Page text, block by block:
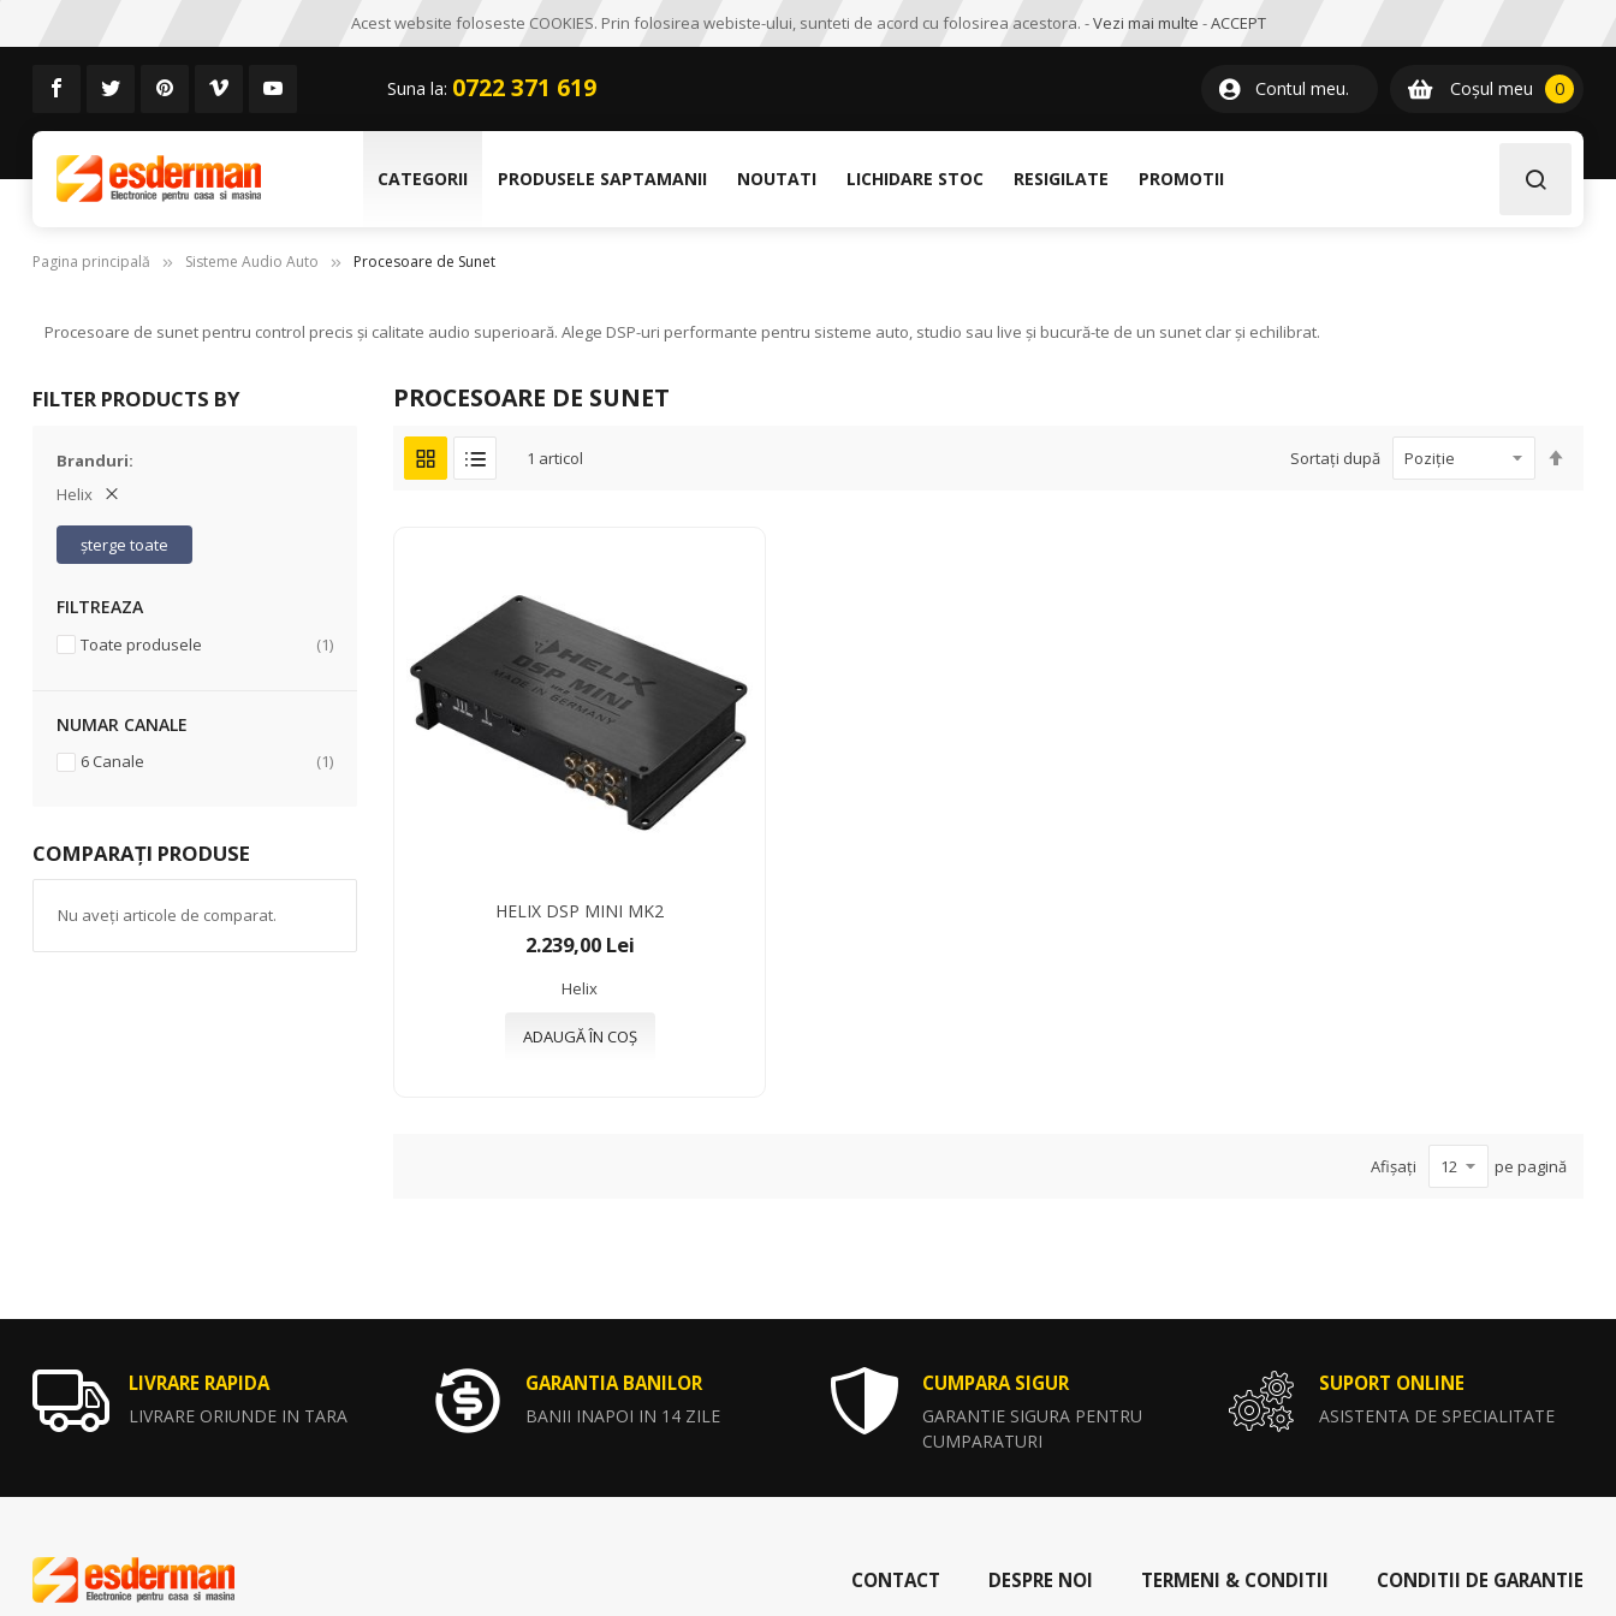
Acest website foloseste COOKIES. Prin folosirea webiste-ului, sunteti de acord cu folosirea acestora. -Vezi mai multe -ACCEPT
Suna la: 0722 371 619 Contul meu. Coșul meu 00item
CATEGORII PRODUSELE SAPTAMANII NOUTATI LICHIDARE STOC RESIGILATE PROMOTII
Pagina principală Sisteme Audio Auto Procesoare de Sunet
Procesoare de sunet pentru control precis și calitate audio superioară. Alege DSP-uri performante pentru sisteme auto, studio sau live și bucură-te de un sunet clar și echilibrat.
PROCESOARE DE SUNET
1 articol Sortați după
HELIX DSP MINI MK2
2.239,00 Lei
Helix
ADAUGĂ ÎN COȘ
Afișați pe pagină
FILTER PRODUCTS BY
Branduri
Helix
șterge toate
FILTREAZA
Toate produsele 1articol
NUMAR CANALE
6 Canale 1articol
COMPARAȚI PRODUSE
Nu aveți articole de comparat.
LIVRARE RAPIDA
LIVRARE ORIUNDE IN TARA
GARANTIA BANILOR
BANII INAPOI IN 14 ZILE
CUMPARA SIGUR
GARANTIE SIGURA PENTRU
CUMPARATURI
SUPORT ONLINE
ASISTENTA DE SPECIALITATE
CONTACT DESPRE NOI TERMENI & CONDITII CONDITII DE GARANTIE